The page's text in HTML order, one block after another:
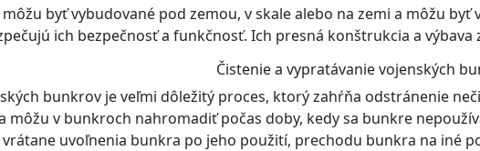
byť vybudované pod zemou, v skale alebo na zemi a môžu
ich bezpečnosť a funkčnosť. Ich presná konštrukcia a
Čistenie a vypratávanie vojenských
bunkrov je veľmi dôležitý proces, ktorý zahŕňa odstránenie
môžu v bunkroch nahromadiť počas doby, kedy sa bunkre
uvoľnenia bunkra po jeho použití, prechodu bunkra na iné